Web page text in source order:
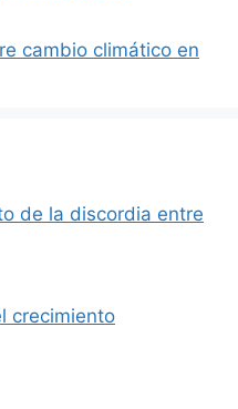
cambio climático en
de la discordia entre
crecimiento